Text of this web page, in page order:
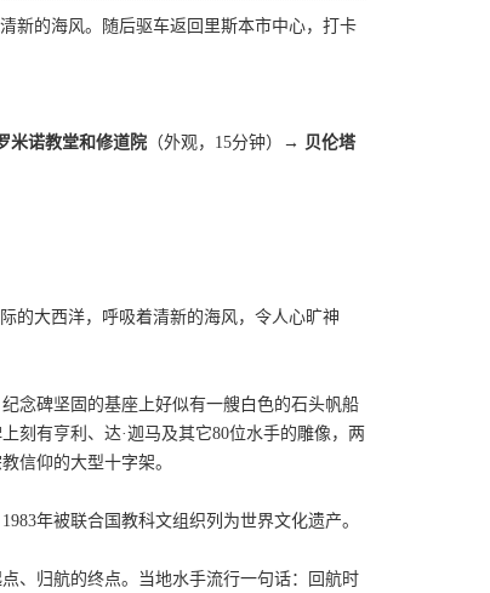
新的海风。随后驱车返回里斯本市中心，打卡
米诺教堂和修道院 （外观，15分钟）
→ 贝伦塔
的大西洋，呼吸着清新的海风，令人心旷神
念碑坚固的基座上好似有一艘白色的石头帆船
刻有亨利、达·迦马及其它80位水手的雕像，两
信仰的大型十字架。
年被联合国教科文组织列为世界文化遗产。
、归航的终点。当地水手流行一句话：回航时